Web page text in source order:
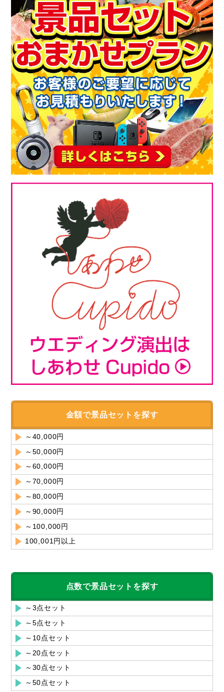
金額で景品セットを探す
～40,000円
～50,000円
～60,000円
～70,000円
～80,000円
～90,000円
～100,000円
100,001円以上
点数で景品セットを探す
～3点セット
～5点セット
～10点セット
～20点セット
～30点セット
～50点セット